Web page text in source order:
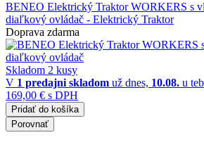
BENEO Elektrický Traktor WORKERS s
diaľkový ovládač - Elektrický Traktor
Doprava zdarma
Skladom 2 kusy
V 1 predajni skladom už dnes, 10.08. u
169,00 € s DPH
Pridať do košíka
Porovnať